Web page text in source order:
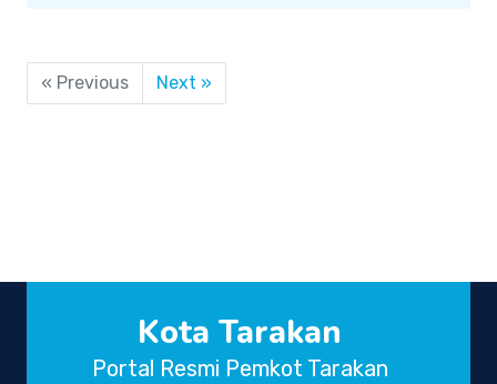
« Previous Next »
Kota Tarakan
Portal Resmi Pemkot Tarakan